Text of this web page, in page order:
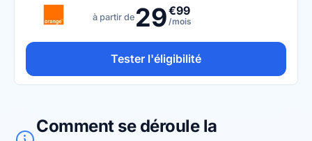
à partir de 29€99
/mois
Tester l'éligibilité
Comment se déroule la